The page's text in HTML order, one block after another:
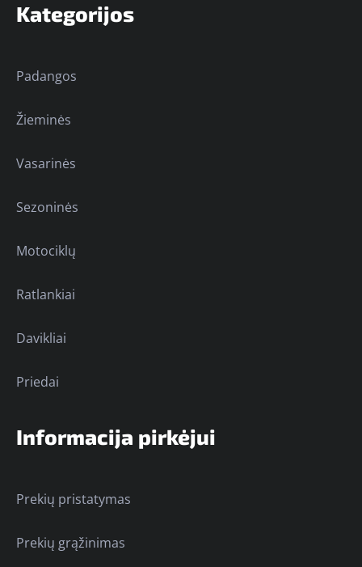
Kategorijos
Padangos
Žieminės
Vasarinės
Sezoninės
Motociklų
Ratlankiai
Davikliai
Priedai
Informacija pirkėjui
Prekių pristatymas
Prekių grąžinimas